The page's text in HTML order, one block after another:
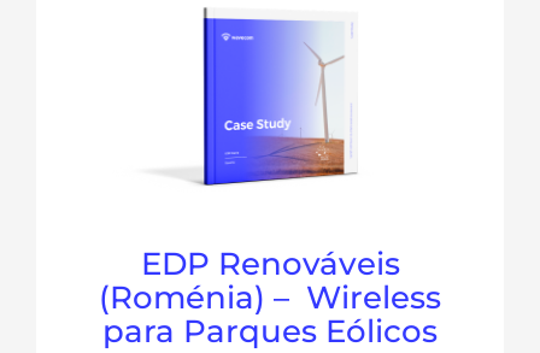
EDP Renováveis
(Roménia) – Wireless
para Parques Eólicos